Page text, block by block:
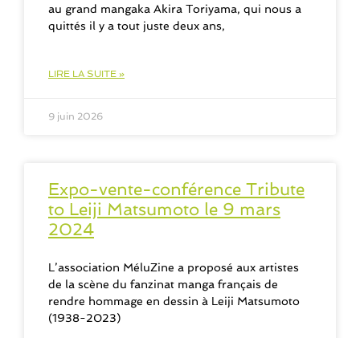
au grand mangaka Akira Toriyama, qui nous a
quittés il y a tout juste deux ans,
LIRE LA SUITE »
9 juin 2026
Expo-vente-conférence Tribute
to Leiji Matsumoto le 9 mars
2024
L’association MéluZine a proposé aux artistes
de la scène du fanzinat manga français de
rendre hommage en dessin à Leiji Matsumoto
(1938-2023)